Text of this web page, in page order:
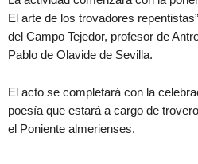
El arte de los trovadores
del Campo Tejedor, profesor de
Pablo de Olavide de Sevilla.
El acto se completará con la
poesía que estará a cargo de
el Poniente almerienses.